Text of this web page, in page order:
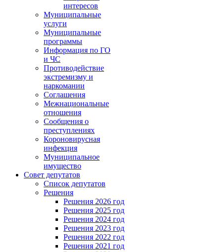
интересов
Муниципальные
услуги
Муниципальные
программы
Информация по ГО
и ЧС
Противодействие
экстремизму и
наркомании
Соглашения
Межнациональные
отношения
Сообщения о
преступлениях
Короновирусная
инфекция
Муниципальное
имущество
Совет депутатов
Список депутатов
Решения
Решения 2026 год
Решения 2025 год
Решения 2024 год
Решения 2023 год
Решения 2022 год
Решения 2021 год